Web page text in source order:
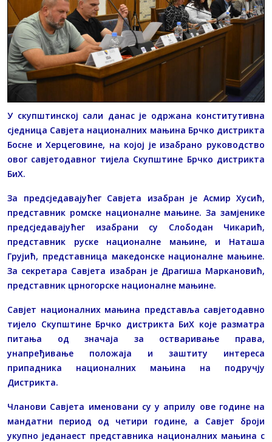
У скупштинској сали данас је одржана конститутивна
сједница Савјета националних мањина Брчко дистрикта
Босне и Херцеговине, на којој је изабрано руководство
овог савјетодавног тијела Скупштине Брчко дистрикта
БиХ.
За предсједавајућег Савјета изабран је Асмир Хусић,
представник ромске националне мањине. За замјенике
предсједавајућег изабрани су Слободан Чикарић,
представник руске националне мањине, и Наташа
Грујић, представница македонске националне мањине.
За секретара Савјета изабран је Драгиша Маркановић,
представник црногорске националне мањине.
Савјет националних мањина представља савјетодавно
тијело Скупштине Брчко дистрикта БиХ које разматра
питања од значаја за остваривање права,
унапређивање положаја и заштиту интереса
припадника националних мањина на подручју
Дистрикта.
Чланови Савјета именовани су у априлу ове године на
мандатни период од четири године, а Савјет броји
укупно једанаест представника националних мањина с